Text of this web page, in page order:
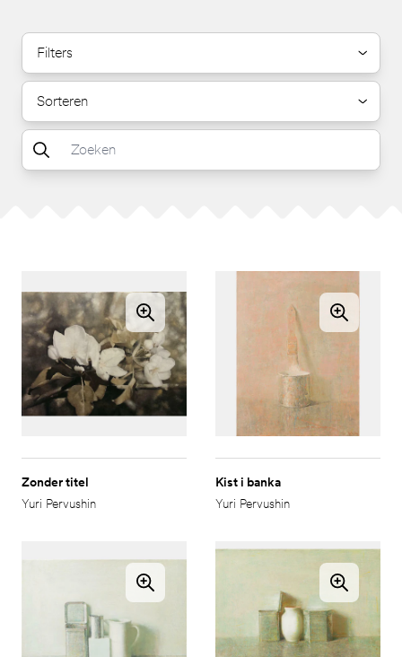
Filters
Sorteren
Zonder titel
Yuri Pervushin
Kist i banka
Yuri Pervushin